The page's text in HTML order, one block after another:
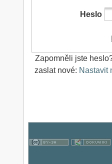
Heslo
Zapomněli jste
zaslat nové: Nastavit